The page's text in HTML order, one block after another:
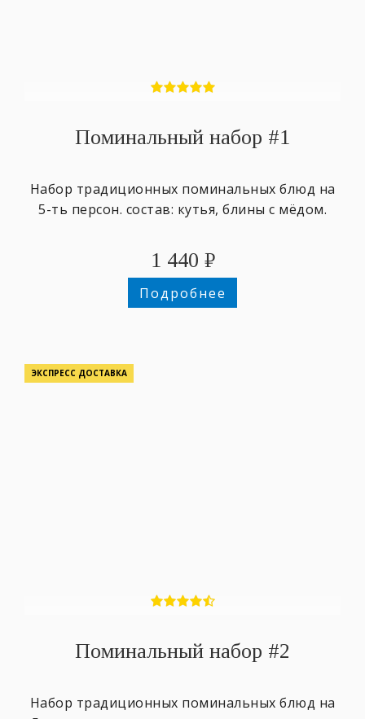
Поминальный набор #1
Набор традиционных поминальных блюд на
5-ть персон. состав: кутья, блины с мёдом.
1 440 ₽
Подробнее
ЭКСПРЕСС ДОСТАВКА
Поминальный набор #2
Набор традиционных поминальных блюд на